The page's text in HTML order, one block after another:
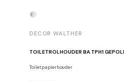
DECOR WALTHER
TOILETROLHOUDER BA TPH1
Toiletpapierhouder